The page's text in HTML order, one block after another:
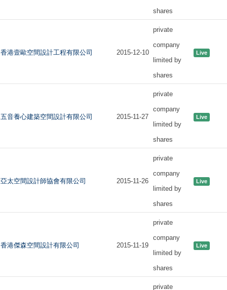
shares
香港壹歐空間設計工程有限公司 2015-12-10
private
company
limited by
shares
Live
五音養心建築空間設計有限公司 2015-11-27
private
company
limited by
shares
Live
亞太空間設計師協會有限公司 2015-11-26
private
company
limited by
shares
Live
香港傑森空間設計有限公司 2015-11-19
private
company
limited by
shares
Live
private